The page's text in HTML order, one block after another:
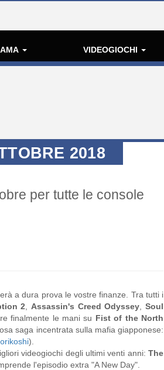
VIDEOGIOCHI
2018
per tutte le console
a dura prova le vostre finanze. Tra tutti i
2 Assassin's Creed Odyssey ,Soul
finalmente le mani su Fist of the North
saga incentrata sulla mafia giapponese:
).
videogiochi degli ultimi venti anni: The
l'episodio extra "A New Day".